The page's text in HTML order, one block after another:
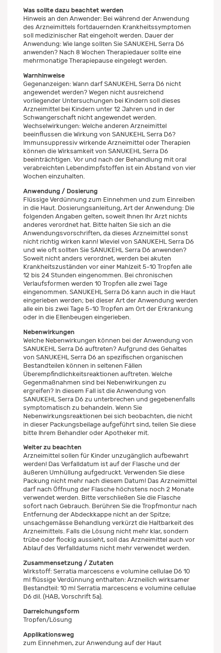
Was sollte dazu beachtet werden
Hinweis an den Anwender: Bei während der Anwendung
des Arzneimittels fortdauernden Krankheitssymptomen
soll medizinischer Rat eingeholt werden. Dauer der
Anwendung: Wie lange sollten Sie SANUKEHL Serra D6
anwenden? Nach 8 Wochen Therapiedauer sollte eine
mehrmonatige Therapiepause eingelegt werden.
Warnhinweise
Gegenanzeigen: Wann darf SANUKEHL Serra D6 nicht
angewendet werden? Wegen nicht ausreichend
vorliegender Untersuchungen bei Kindern soll dieses
Arzneimittel bei Kindern unter 12 Jahren und in der
Schwangerschaft nicht angewendet werden.
Wechselwirkungen: Welche anderen Arzneimittel
beeinflussen die Wirkung von SANUKEHL Serra D6?
Immunsuppressiv wirkende Arzneimittel oder Therapien
können die Wirksamkeit von SANUKEHL Serra D6
beeinträchtigen. Vor und nach der Behandlung mit oral
verabreichten Lebendimpfstoffen ist ein Abstand von vier
Wochen einzuhalten.
Anwendung / Dosierung
Flüssige Verdünnung zum Einnehmen und zum Einreiben
in die Haut. Dosierungsanleitung, Art der Anwendung: Die
folgenden Angaben gelten, soweit Ihnen Ihr Arzt nichts
anderes verordnet hat. Bitte halten Sie sich an die
Anwendungsvorschriften, da dieses Arzneimittel sonst
nicht richtig wirken kann! Wieviel von SANUKEHL Serra D6
und wie oft sollten Sie SANUKEHL Serra D6 anwenden?
Soweit nicht anders verordnet, werden bei akuten
Krankheitszuständen vor einer Mahlzeit 5-10 Tropfen alle
12 bis 24 Stunden eingenommen. Bei chronischen
Verlaufsformen werden 10 Tropfen alle zwei Tage
eingenommen. SANUKEHL Serra D6 kann auch in die Haut
eingerieben werden; bei dieser Art der Anwendung werden
alle ein bis zwei Tage 5-10 Tropfen am Ort der Erkrankung
oder in die Ellenbeugen eingerieben.
Nebenwirkungen
Welche Nebenwirkungen können bei der Anwendung von
SANUKEHL Serra D6 auftreten? Aufgrund des Gehaltes
von SANUKEHL Serra D6 an spezifischen organischen
Bestandteilen können in seltenen Fällen
Überempfindlichkeitsreaktionen auftreten. Welche
Gegenmaßnahmen sind bei Nebenwirkungen zu
ergreifen? In diesem Fall ist die Anwendung von
SANUKEHL Serra D6 zu unterbrechen und gegebenenfalls
symptomatisch zu behandeln. Wenn Sie
Nebenwirkungsreaktionen bei sich beobachten, die nicht
in dieser Packungsbeilage aufgeführt sind, teilen Sie diese
bitte Ihrem Behandler oder Apotheker mit.
Weiter zu beachten
Arzneimittel sollen für Kinder unzugänglich aufbewahrt
werden! Das Verfalldatum ist auf der Flasche und der
äußeren Umhüllung aufgedruckt. Verwenden Sie diese
Packung nicht mehr nach diesem Datum! Das Arzneimittel
darf nach Öffnung der Flasche höchstens noch 2 Monate
verwendet werden. Bitte verschließen Sie die Flasche
sofort nach Gebrauch. Berühren Sie die Tropfmontur nach
Entfernung der Abdeckkappe nicht an der Spitze;
unsachgemässe Behandlung verkürzt die Haltbarkeit des
Arzneimittels. Falls die Lösung nicht mehr klar, sondern
trübe oder flockig aussieht, soll das Arzneimittel auch vor
Ablauf des Verfalldatums nicht mehr verwendet werden.
Zusammensetzung / Zutaten
Wirkstoff: Serratia marcescens e volumine cellulae D6 10
ml flüssige Verdünnung enthalten: Arzneilich wirksamer
Bestandteil: 10 ml Serratia marcescens e volumine cellulae
D6 dil. (HAB, Vorschrift 5a).
Darreichungsform
Tropfen/Lösung
Applikationsweg
zum Einnehmen, zur Anwendung auf der Haut